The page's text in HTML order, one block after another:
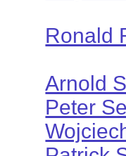
Ronald
Arnold
Peter